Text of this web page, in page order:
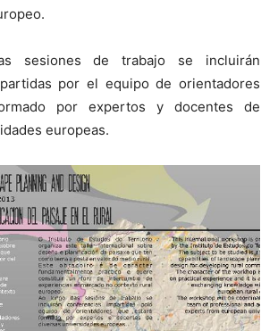
sesiones de trabajo se incluirán
por el equipo de orientadores
por expertos y docentes de
europeas.